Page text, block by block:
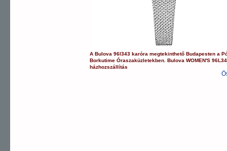
ABulova 96l343 karóra megtekinthető Budapesten a
Borkutime Óraszaküzletekben.Bulova WOMEN'S
házhozszállítás